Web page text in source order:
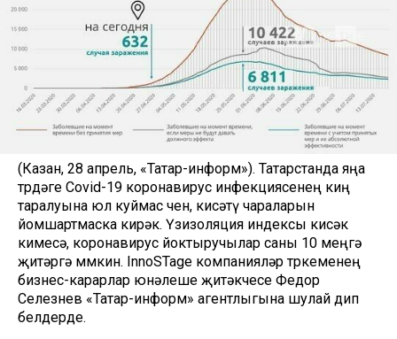
(Казан, 28 апрель, «Татар-информ»). Татарстанда яңа
төрдәге Covid-19 коронавирус инфекциясенең киң
таралуына юл куймас өчен, кисәтү чараларын
йомшартмаска кирәк. Үзизоляция индексы кисәк
кимесә, коронавирус йоктыручылар саны 10 меңгә
җитәргә мөмкин. InnoSTage компанияләр төркеменең
бизнес-карарлар юнәлеше җитәкчесе Федор
Селезнев «Татар-информ» агентлыгына шулай дип
белдерде.